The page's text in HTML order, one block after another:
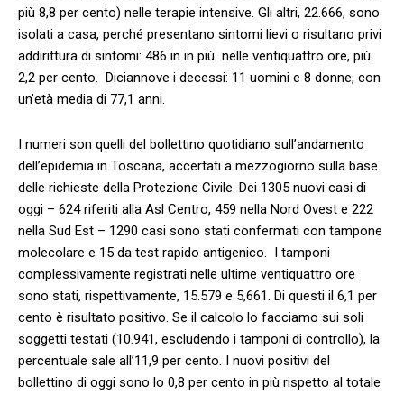
più 8,8 per cento) nelle terapie intensive. Gli altri, 22.666, sono
isolati a casa, perché presentano sintomi lievi o risultano privi
addirittura di sintomi: 486 in in più nelle ventiquattro ore, più
2,2 per cento. Diciannove i decessi: 11 uomini e 8 donne, con
un’età media di 77,1 anni.
I numeri son quelli del bollettino quotidiano sull’andamento
dell’epidemia in Toscana, accertati a mezzogiorno sulla base
delle richieste della Protezione Civile. Dei 1305 nuovi casi di
oggi – 624 riferiti alla Asl Centro, 459 nella Nord Ovest e 222
nella Sud Est – 1290 casi sono stati confermati con tampone
molecolare e 15 da test rapido antigenico. I tamponi
complessivamente registrati nelle ultime ventiquattro ore
sono stati, rispettivamente, 15.579 e 5,661. Di questi il 6,1 per
cento è risultato positivo. Se il calcolo lo facciamo sui soli
soggetti testati (10.941, escludendo i tamponi di controllo), la
percentuale sale all’11,9 per cento. I nuovi positivi del
bollettino di oggi sono lo 0,8 per cento in più rispetto al totale